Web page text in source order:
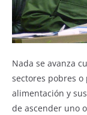
Nada se avanza
sectores pobres
alimentación y
de ascender uno